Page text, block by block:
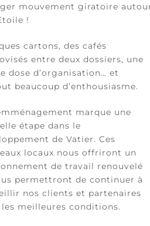
(36)
39
mouvement giratoire
!
cartons, des cafés
entre deux dossiers, une
dose d’organisation… et
beaucoup d’enthousiasme.
marque une
étape dans le
de Vatier. Ces
locaux nous offriront un
de travail renouvelé
permettront de continuer à
nos clients et partenaires
les meilleures conditions.